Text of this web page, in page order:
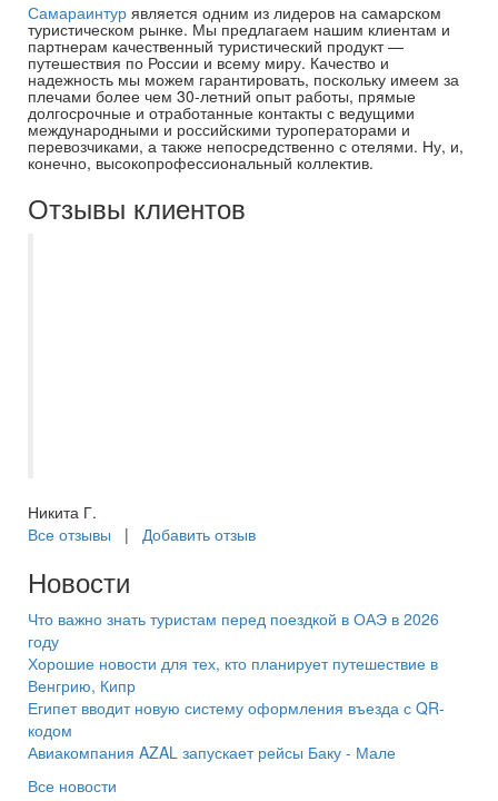
Самараинтур является одним из лидеров на самарском
туристическом рынке. Мы предлагаем нашим клиентам и
партнерам качественный туристический продукт —
путешествия по России и всему миру. Качество и
надежность мы можем гарантировать, поскольку имеем за
плечами более чем 30-летний опыт работы, прямые
долгосрочные и отработанные контакты с ведущими
международными и российскими туроператорами и
перевозчиками, а также непосредственно с отелями. Ну, и,
конечно, высокопрофессиональный коллектив.
Отзывы клиентов
Никита Г.
Все отзывы | Добавить отзыв
Новости
Что важно знать туристам перед поездкой в ОАЭ в 2026
году
Хорошие новости для тех, кто планирует путешествие в
Венгрию, Кипр
Египет вводит новую систему оформления въезда с QR-
кодом
Авиакомпания AZAL запускает рейсы Баку - Мале
Все новости